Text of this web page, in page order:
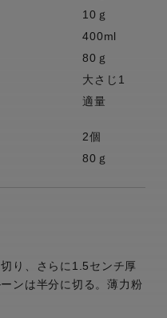
10ｇ
400ml
80ｇ
大さじ1
適量
2個
80ｇ
り、さらに1.5センチ厚
ンは半分に切る。薄力粉